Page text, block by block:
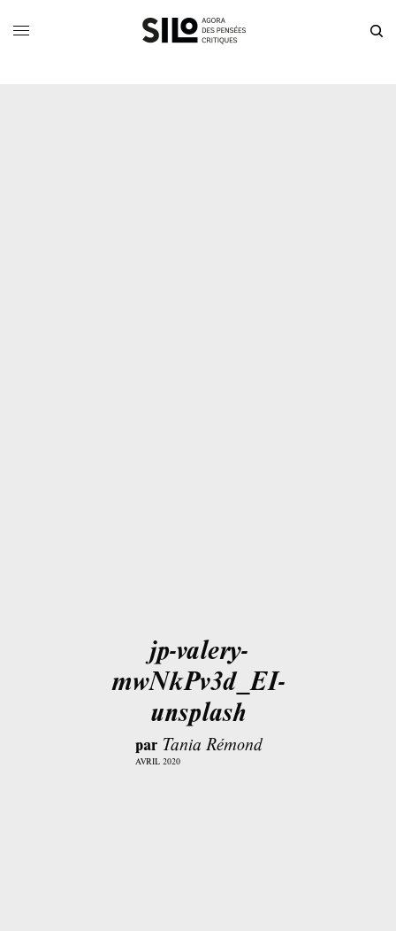
jp-valery-
mwNkPv3d_EI-
unsplash
par Tania Rémond
AVRIL 2020